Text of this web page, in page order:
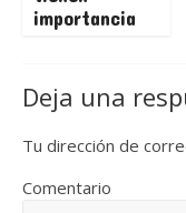
importancia
Deja una
Tu dirección de
Comentario